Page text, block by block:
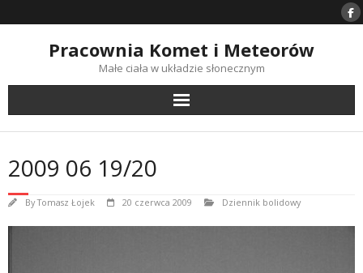
to
Pracownia Komet i Meteorów
Małe ciała w układzie słonecznym
2009 06 19/20
ByTomasz Łojek 20 czerwca 2009 Dziennik bolidowy